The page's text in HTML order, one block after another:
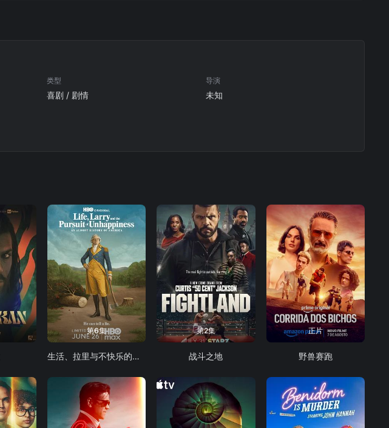
类型
喜剧 / 剧情
导演
未知
第6集
生活、拉里与不快乐的追求：一部美国史
第2集
战斗之地
正片
野兽赛跑